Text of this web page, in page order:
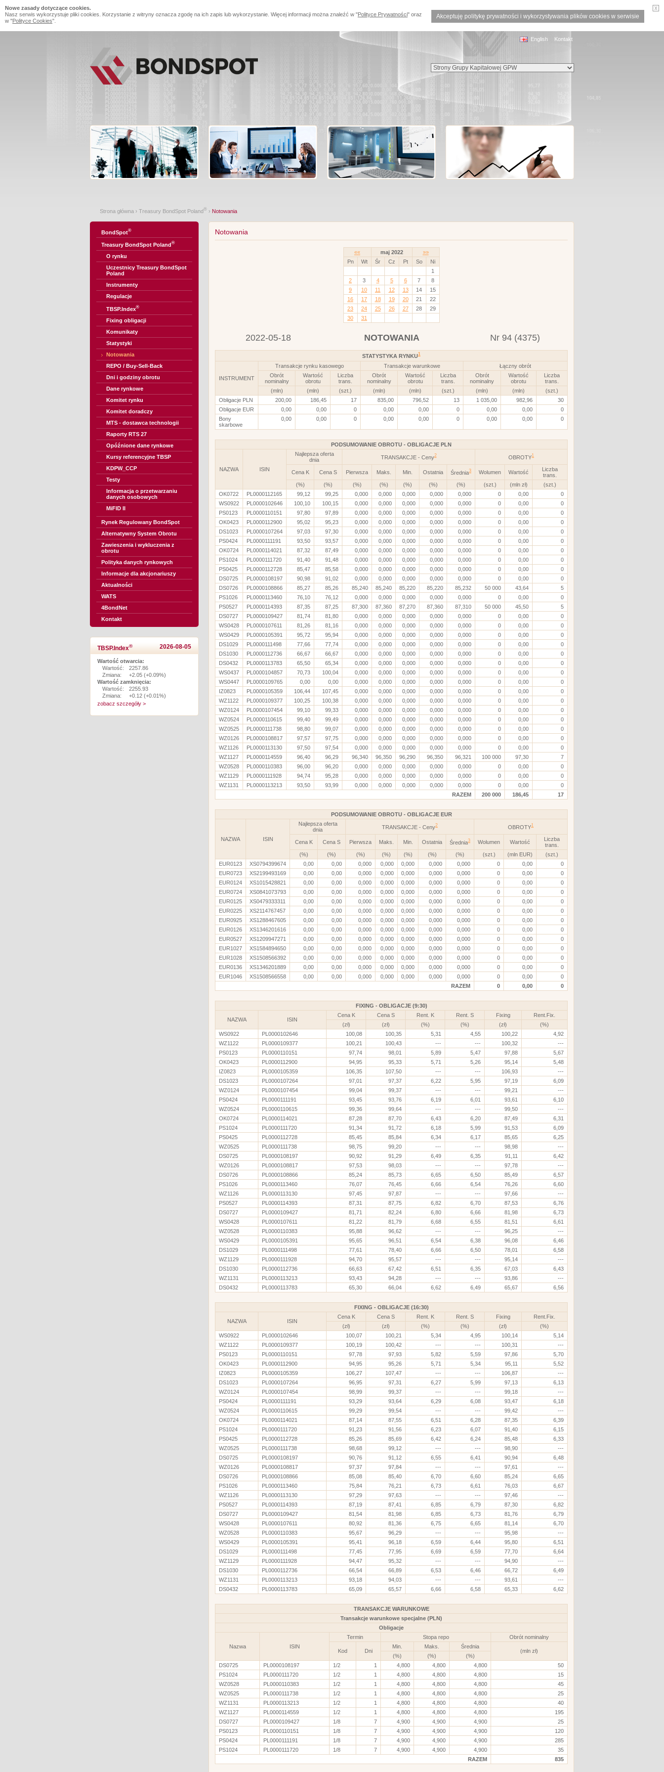
Akceptuję politykę prywatności i wykorzystywania plików cookies w serwisie
Nowe zasady dotyczące cookies.
Nasz serwis wykorzystuje pliki cookies. Korzystanie z witryny oznacza zgodę na ich zapis lub wykorzystanie. Więcej informacji można znaleźć w "Polityce Prywatności" oraz
w "Polityce Cookies".
English Kontakt
Strona główna › Treasury BondSpot Poland® › Notowania
BondSpot®
Treasury BondSpot Poland®
O rynku
Uczestnicy Treasury BondSpot
Poland
Instrumenty
Regulacje
TBSP.Index®
Fixing obligacji
Komunikaty
Statystyki
Notowania
REPO / Buy-Sell-Back
Dni i godziny obrotu
Dane rynkowe
Komitet rynku
Komitet doradczy
MTS - dostawca technologii
Raporty RTS 27
Opóźnione dane rynkowe
Kursy referencyjne TBSP
KDPW_CCP
Testy
Informacja o przetwarzaniu
danych osobowych
MiFID II
Rynek Regulowany BondSpot
Alternatywny System Obrotu
Zawieszenia i wykluczenia z
obrotu
Polityka danych rynkowych
Informacje dla akcjonariuszy
Aktualności
WATS
4BondNet
Kontakt
TBSP.Index® 2026-08-05
Wartość otwarcia:
Wartość:
2257.86
Zmiana:
+2.05 (+0.09%)
Wartość zamknięcia:
Wartość:
2255.93
Zmiana:
+0.12 (+0.01%)
zobacz szczegóły >
Notowania
«« maj 2022
»»
Pn
Wt Śr Cz Pt So
Ni
1
2
3 4 5 6 7
8
9
10 11 12 13 14
15
16
17 18 19 20 21
22
23
24 25 26 27 28
29
30
31
2022-05-18 NOTOWANIA Nr 94 (4375)
STATYSTYKA RYNKU1
INSTRUMENT
Transakcje rynku kasowego Transakcje warunkowe
Łączny obrót
Obrót
nominalny
Wartość
obrotu
Liczba
trans.
Obrót
nominalny
Wartość
obrotu
Liczba
trans.
Obrót
nominalny
Wartość
obrotu
Liczba
trans.
(mln)
(mln) (szt.) (mln) (mln) (szt.) (mln) (mln)
(szt.)
Obligacje PLN
200,00 186,45 17 835,00 796,52 13 1 035,00 982,96
30
Obligacje EUR
0,00 0,00 0 0,00 0,00 0 0,00 0,00
0
Bony
skarbowe
0,00 0,00 0 0,00 0,00 0 0,00 0,00 0
PODSUMOWANIE OBROTU - OBLIGACJE PLN
NAZWA ISIN
Najlepsza oferta
dnia
TRANSAKCJE - Ceny2 OBROTY1
Cena K Cena S Pierwsza Maks. Min. Ostatnia Średnia3 Wolumen Wartość
Liczba
trans.
(%)
(%) (%) (%) (%) (%) (%) (szt.) (mln zł)
(szt.)
OK0722
PL0000112165 99,12 99,25 0,000 0,000 0,000 0,000 0,000 0 0,00
0
WS0922
PL0000102646 100,10 100,15 0,000 0,000 0,000 0,000 0,000 0 0,00
0
PS0123
PL0000110151 97,80 97,89 0,000 0,000 0,000 0,000 0,000 0 0,00
0
OK0423
PL0000112900 95,02 95,23 0,000 0,000 0,000 0,000 0,000 0 0,00
0
DS1023
PL0000107264 97,03 97,30 0,000 0,000 0,000 0,000 0,000 0 0,00
0
PS0424
PL0000111191 93,50 93,57 0,000 0,000 0,000 0,000 0,000 0 0,00
0
OK0724
PL0000114021 87,32 87,49 0,000 0,000 0,000 0,000 0,000 0 0,00
0
PS1024
PL0000111720 91,40 91,48 0,000 0,000 0,000 0,000 0,000 0 0,00
0
PS0425
PL0000112728 85,47 85,58 0,000 0,000 0,000 0,000 0,000 0 0,00
0
DS0725
PL0000108197 90,98 91,02 0,000 0,000 0,000 0,000 0,000 0 0,00
0
DS0726
PL0000108866 85,27 85,26 85,240 85,240 85,220 85,220 85,232 50 000 43,64
5
PS1026
PL0000113460 76,10 76,12 0,000 0,000 0,000 0,000 0,000 0 0,00
0
PS0527
PL0000114393 87,35 87,25 87,300 87,360 87,270 87,360 87,310 50 000 45,50
5
DS0727
PL0000109427 81,74 81,80 0,000 0,000 0,000 0,000 0,000 0 0,00
0
WS0428
PL0000107611 81,26 81,16 0,000 0,000 0,000 0,000 0,000 0 0,00
0
WS0429
PL0000105391 95,72 95,94 0,000 0,000 0,000 0,000 0,000 0 0,00
0
DS1029
PL0000111498 77,66 77,74 0,000 0,000 0,000 0,000 0,000 0 0,00
0
DS1030
PL0000112736 66,67 66,67 0,000 0,000 0,000 0,000 0,000 0 0,00
0
DS0432
PL0000113783 65,50 65,34 0,000 0,000 0,000 0,000 0,000 0 0,00
0
WS0437
PL0000104857 70,73 100,04 0,000 0,000 0,000 0,000 0,000 0 0,00
0
WS0447
PL0000109765 0,00 0,00 0,000 0,000 0,000 0,000 0,000 0 0,00
0
IZ0823
PL0000105359 106,44 107,45 0,000 0,000 0,000 0,000 0,000 0 0,00
0
WZ1122
PL0000109377 100,25 100,38 0,000 0,000 0,000 0,000 0,000 0 0,00
0
WZ0124
PL0000107454 99,10 99,33 0,000 0,000 0,000 0,000 0,000 0 0,00
0
WZ0524
PL0000110615 99,40 99,49 0,000 0,000 0,000 0,000 0,000 0 0,00
0
WZ0525
PL0000111738 98,80 99,07 0,000 0,000 0,000 0,000 0,000 0 0,00
0
WZ0126
PL0000108817 97,57 97,75 0,000 0,000 0,000 0,000 0,000 0 0,00
0
WZ1126
PL0000113130 97,50 97,54 0,000 0,000 0,000 0,000 0,000 0 0,00
0
WZ1127
PL0000114559 96,40 96,29 96,340 96,350 96,290 96,350 96,321 100 000 97,30
7
WZ0528
PL0000110383 96,00 96,20 0,000 0,000 0,000 0,000 0,000 0 0,00
0
WZ1129
PL0000111928 94,74 95,28 0,000 0,000 0,000 0,000 0,000 0 0,00
0
WZ1131
PL0000113213 93,50 93,99 0,000 0,000 0,000 0,000 0,000 0 0,00
0
RAZEM
200 000 186,45 17
PODSUMOWANIE OBROTU - OBLIGACJE EUR
NAZWA ISIN
Najlepsza oferta
dnia
TRANSAKCJE - Ceny2 OBROTY1
Cena K Cena S Pierwsza Maks. Min. Ostatnia Średnia3 Wolumen Wartość
Liczba
trans.
(%)
(%) (%) (%) (%) (%) (%) (szt.) (mln EUR)
(szt.)
EUR0123
XS0794399674 0,00 0,00 0,000 0,000 0,000 0,000 0,000 0 0,00
0
EUR0723
XS2199493169 0,00 0,00 0,000 0,000 0,000 0,000 0,000 0 0,00
0
EUR0124
XS1015428821 0,00 0,00 0,000 0,000 0,000 0,000 0,000 0 0,00
0
EUR0724
XS0841073793 0,00 0,00 0,000 0,000 0,000 0,000 0,000 0 0,00
0
EUR0125
XS0479333311 0,00 0,00 0,000 0,000 0,000 0,000 0,000 0 0,00
0
EUR0225
XS2114767457 0,00 0,00 0,000 0,000 0,000 0,000 0,000 0 0,00
0
EUR0925
XS1288467605 0,00 0,00 0,000 0,000 0,000 0,000 0,000 0 0,00
0
EUR0126
XS1346201616 0,00 0,00 0,000 0,000 0,000 0,000 0,000 0 0,00
0
EUR0527
XS1209947271 0,00 0,00 0,000 0,000 0,000 0,000 0,000 0 0,00
0
EUR1027
XS1584894650 0,00 0,00 0,000 0,000 0,000 0,000 0,000 0 0,00
0
EUR1028
XS1508566392 0,00 0,00 0,000 0,000 0,000 0,000 0,000 0 0,00
0
EUR0136
XS1346201889 0,00 0,00 0,000 0,000 0,000 0,000 0,000 0 0,00
0
EUR1046
XS1508566558 0,00 0,00 0,000 0,000 0,000 0,000 0,000 0 0,00
0
RAZEM
0 0,00 0
FIXING - OBLIGACJE (9:30)
NAZWA ISIN
Cena K Cena S Rent. K Rent. S Fixing
Rent.Fix.
(zł)
(zł) (%) (%) (zł)
(%)
WS0922
PL0000102646 100,08 100,35 5,31 4,55 100,22
4,92
WZ1122
PL0000109377 100,21 100,43 --- --- 100,32
---
PS0123
PL0000110151 97,74 98,01 5,89 5,47 97,88
5,67
OK0423
PL0000112900 94,95 95,33 5,71 5,26 95,14
5,48
IZ0823
PL0000105359 106,35 107,50 --- --- 106,93
---
DS1023
PL0000107264 97,01 97,37 6,22 5,95 97,19
6,09
WZ0124
PL0000107454 99,04 99,37 --- --- 99,21
---
PS0424
PL0000111191 93,45 93,76 6,19 6,01 93,61
6,10
WZ0524
PL0000110615 99,36 99,64 --- --- 99,50
---
OK0724
PL0000114021 87,28 87,70 6,43 6,20 87,49
6,31
PS1024
PL0000111720 91,34 91,72 6,18 5,99 91,53
6,09
PS0425
PL0000112728 85,45 85,84 6,34 6,17 85,65
6,25
WZ0525
PL0000111738 98,75 99,20 --- --- 98,98
---
DS0725
PL0000108197 90,92 91,29 6,49 6,35 91,11
6,42
WZ0126
PL0000108817 97,53 98,03 --- --- 97,78
---
DS0726
PL0000108866 85,24 85,73 6,65 6,50 85,49
6,57
PS1026
PL0000113460 76,07 76,45 6,66 6,54 76,26
6,60
WZ1126
PL0000113130 97,45 97,87 --- --- 97,66
---
PS0527
PL0000114393 87,31 87,75 6,82 6,70 87,53
6,76
DS0727
PL0000109427 81,71 82,24 6,80 6,66 81,98
6,73
WS0428
PL0000107611 81,22 81,79 6,68 6,55 81,51
6,61
WZ0528
PL0000110383 95,88 96,62 --- --- 96,25
---
WS0429
PL0000105391 95,65 96,51 6,54 6,38 96,08
6,46
DS1029
PL0000111498 77,61 78,40 6,66 6,50 78,01
6,58
WZ1129
PL0000111928 94,70 95,57 --- --- 95,14
---
DS1030
PL0000112736 66,63 67,42 6,51 6,35 67,03
6,43
WZ1131
PL0000113213 93,43 94,28 --- --- 93,86
---
DS0432
PL0000113783 65,30 66,04 6,62 6,49 65,67 6,56
FIXING - OBLIGACJE (16:30)
NAZWA ISIN
Cena K Cena S Rent. K Rent. S Fixing
Rent.Fix.
(zł)
(zł) (%) (%) (zł)
(%)
WS0922
PL0000102646 100,07 100,21 5,34 4,95 100,14
5,14
WZ1122
PL0000109377 100,19 100,42 --- --- 100,31
---
PS0123
PL0000110151 97,78 97,93 5,82 5,59 97,86
5,70
OK0423
PL0000112900 94,95 95,26 5,71 5,34 95,11
5,52
IZ0823
PL0000105359 106,27 107,47 --- --- 106,87
---
DS1023
PL0000107264 96,95 97,31 6,27 5,99 97,13
6,13
WZ0124
PL0000107454 98,99 99,37 --- --- 99,18
---
PS0424
PL0000111191 93,29 93,64 6,29 6,08 93,47
6,18
WZ0524
PL0000110615 99,29 99,54 --- --- 99,42
---
OK0724
PL0000114021 87,14 87,55 6,51 6,28 87,35
6,39
PS1024
PL0000111720 91,23 91,56 6,23 6,07 91,40
6,15
PS0425
PL0000112728 85,26 85,69 6,42 6,24 85,48
6,33
WZ0525
PL0000111738 98,68 99,12 --- --- 98,90
---
DS0725
PL0000108197 90,76 91,12 6,55 6,41 90,94
6,48
WZ0126
PL0000108817 97,37 97,84 --- --- 97,61
---
DS0726
PL0000108866 85,08 85,40 6,70 6,60 85,24
6,65
PS1026
PL0000113460 75,84 76,21 6,73 6,61 76,03
6,67
WZ1126
PL0000113130 97,29 97,63 --- --- 97,46
---
PS0527
PL0000114393 87,19 87,41 6,85 6,79 87,30
6,82
DS0727
PL0000109427 81,54 81,98 6,85 6,73 81,76
6,79
WS0428
PL0000107611 80,92 81,36 6,75 6,65 81,14
6,70
WZ0528
PL0000110383 95,67 96,29 --- --- 95,98
---
WS0429
PL0000105391 95,41 96,18 6,59 6,44 95,80
6,51
DS1029
PL0000111498 77,45 77,95 6,69 6,59 77,70
6,64
WZ1129
PL0000111928 94,47 95,32 --- --- 94,90
---
DS1030
PL0000112736 66,54 66,89 6,53 6,46 66,72
6,49
WZ1131
PL0000113213 93,18 94,03 --- --- 93,61
---
DS0432
PL0000113783 65,09 65,57 6,66 6,58 65,33 6,62
TRANSAKCJE WARUNKOWE
Transakcje warunkowe specjalne (PLN)
Obligacje
Nazwa ISIN
Termin Stopa repo Obrót nominalny
Kod Dni
Min. Maks. Średnia
(mln zł)
(%)
(%)
(%)
DS0725
PL0000108197 1/2 1 4,800 4,800 4,800
50
PS1024
PL0000111720 1/2 1 4,800 4,800 4,800
15
WZ0528
PL0000110383 1/2 1 4,800 4,800 4,800
45
WZ0525
PL0000111738 1/2 1 4,800 4,800 4,800
25
WZ1131
PL0000113213 1/2 1 4,800 4,800 4,800
40
WZ1127
PL0000114559 1/2 1 4,800 4,800 4,800
195
DS0727
PL0000109427 1/8 7 4,900 4,900 4,900
25
PS0123
PL0000110151 1/8 7 4,900 4,900 4,900
120
PS0424
PL0000111191 1/8 7 4,900 4,900 4,900
285
PS1024
PL0000111720 1/8 7 4,900 4,900 4,900
35
RAZEM
835